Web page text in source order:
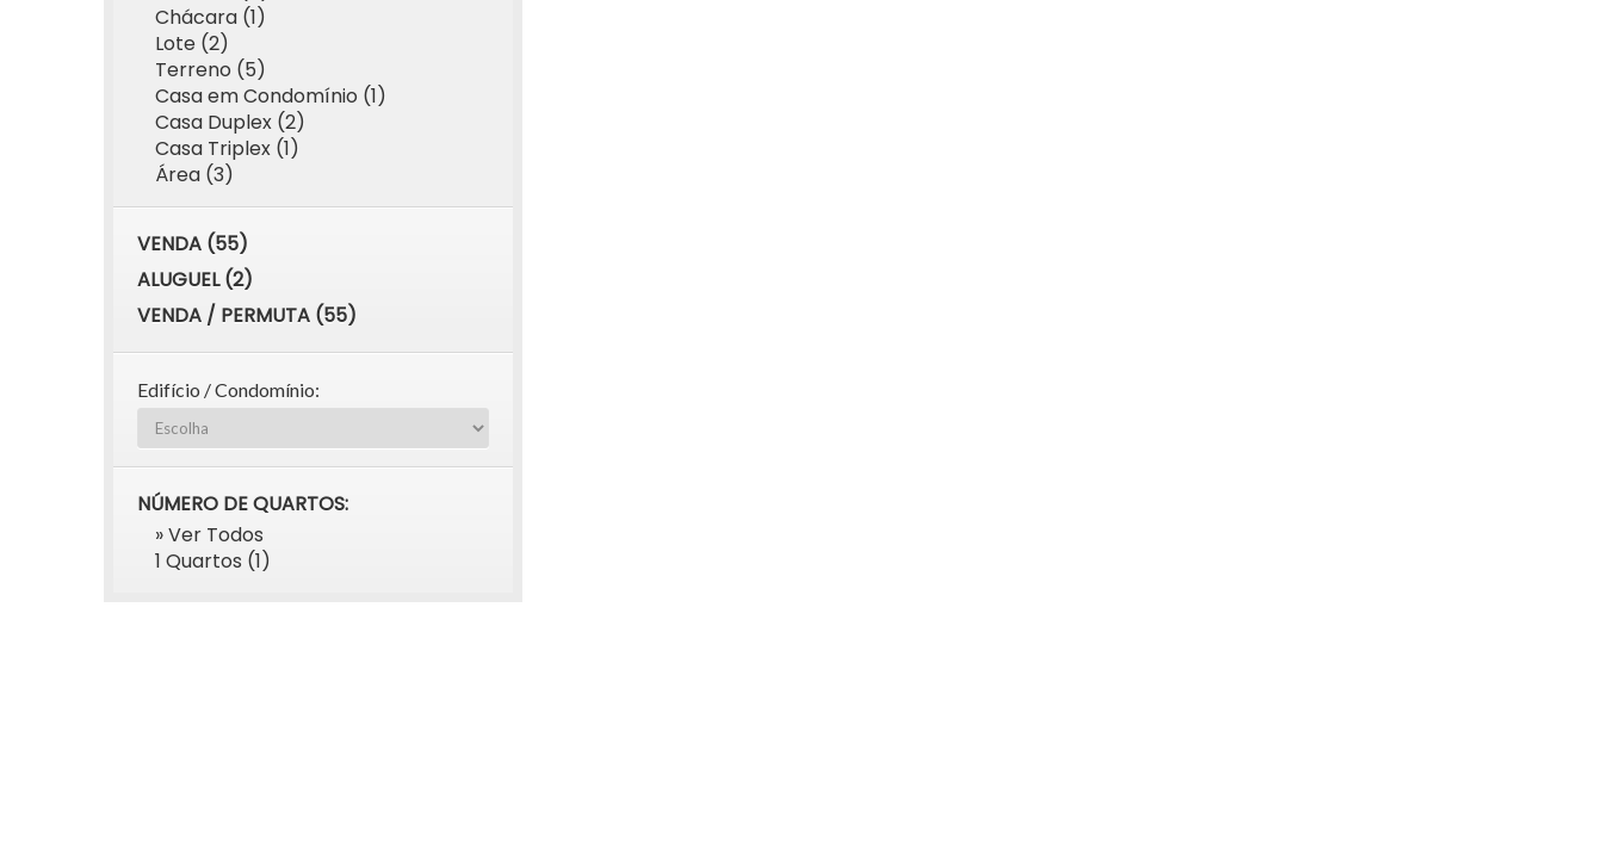
Chácara (1)
Lote (2)
Terreno (5)
Casa em Condomínio (1)
Casa Duplex (2)
Casa Triplex (1)
Área (3)
VENDA (55)
ALUGUEL (2)
VENDA / PERMUTA (55)
Edifício / Condomínio:
NÚMERO DE QUARTOS:
» Ver Todos
1 Quartos (1)